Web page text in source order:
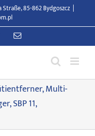
Straße, 85-862 Bydgoszcz |
E-
Multi-
SBP 11,